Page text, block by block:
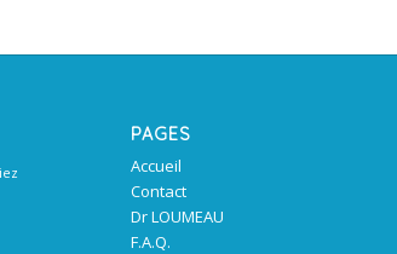
PAGES
Accueil
Contact
Dr LOUMEAU
F.A.Q.